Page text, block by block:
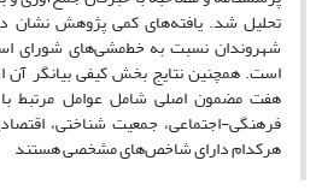
تحلیل شد. یافته‌های کمی پژوهش نشان
شهروندان نسبت به خط‌مشی‌های شورای
است. همچنین نتایج بخش کیفی بیانگر
هفت مضمون اصلی شامل عوامل مرتبط با
فرهنگی-اجتماعی، جمعیت شناختی،
هرکدام دارای شاخص‌های مشخصی هستند